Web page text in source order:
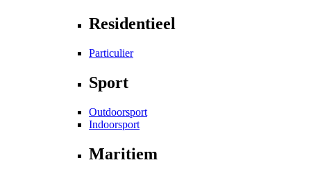
Residentieel
Particulier
Sport
Outdoorsport
Indoorsport
Maritiem